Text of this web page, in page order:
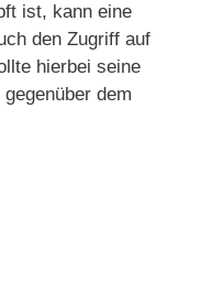
ist, kann eine
den Zugriff auf
hierbei seine
dem